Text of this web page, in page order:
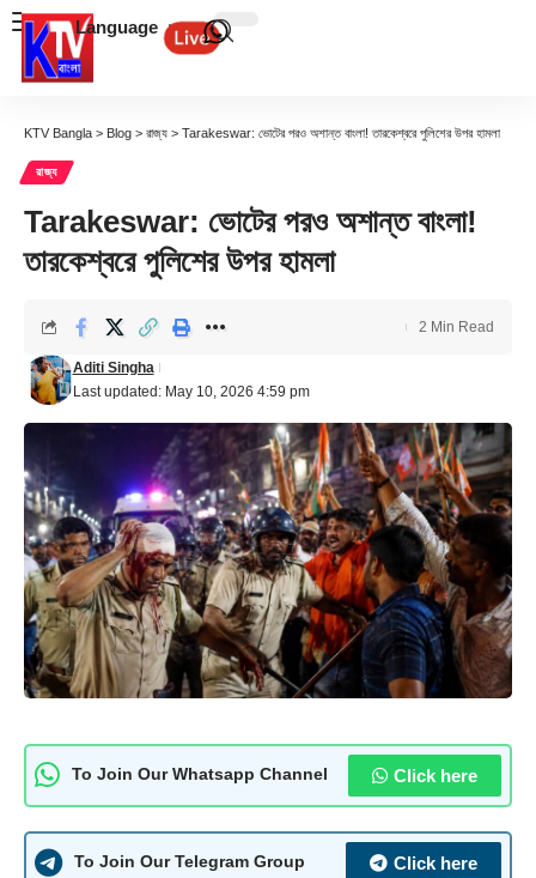
Language
KTV Bangla > Blog > রাজ্য > Tarakeswar: ভোটের পরও অশান্ত বাংলা! তারকেশ্বরে পুলিশের উপর হামলা
রাজ্য
Tarakeswar: ভোটের পরও অশান্ত বাংলা!
তারকেশ্বরে পুলিশের উপর হামলা
Last updated: May 10, 2026 4:59 pm
Aditi Singha
2 Min Read
To Join Our Whatsapp Channel Click here
To Join Our Telegram Group Click here